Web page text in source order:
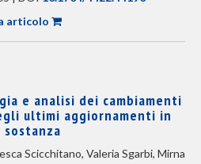
articolo
e analisi dei cambiamenti
ultimi aggiornamenti in
Scicchitano, Valeria Sgarbi, Mirna